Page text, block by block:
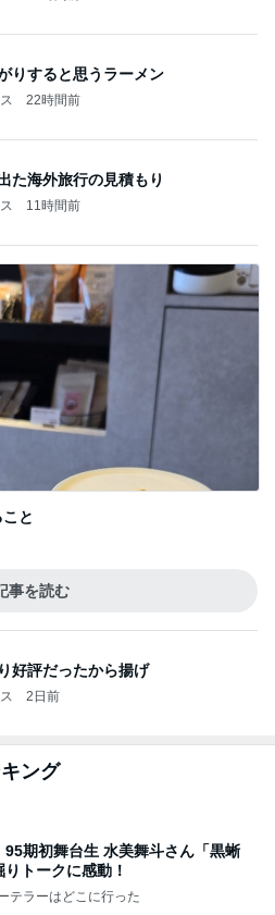
りすると思うラーメン
22時間前
た海外旅行の見積もり
11時間前
と
事を読む
好評だったから揚げ
2日前
ング
95期初舞台生 水美舞斗さん「黒蜥
トークに感動！
テラーはどこに行った